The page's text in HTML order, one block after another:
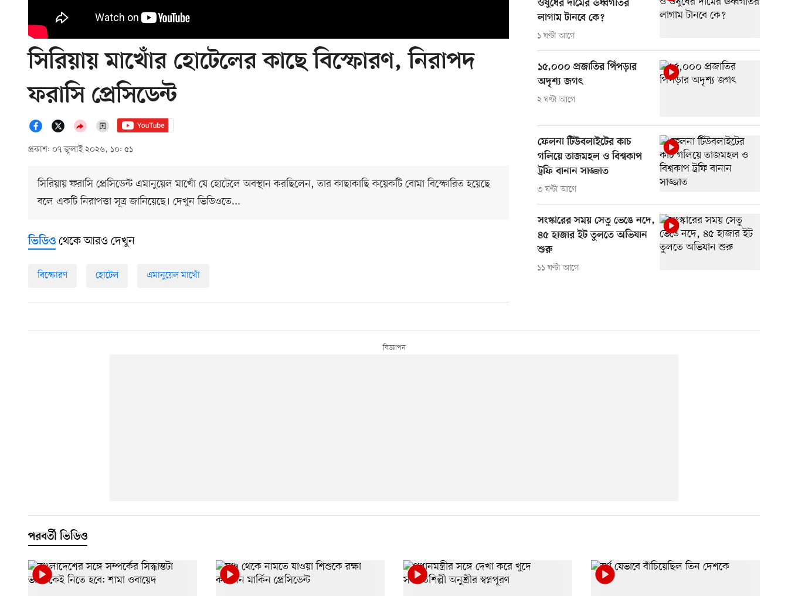
সিরিয়ায় মাখোঁর হোটেলের কাছে বিস্ফোরণ, নিরাপদ
ফরাসি প্রেসিডেন্ট
প্রকাশ: ০৭ জুলাই ২০২৬, ১০: ৫১
সিরিয়ায় ফরাসি প্রেসিডেন্ট এমানুয়েল মাখোঁ যে হোটেলে অবস্থান করছিলেন, তার কাছাকাছি কয়েকটি বোমা বিস্ফোরিত হয়েছে
বলে একটি নিরাপত্তা সূত্র জানিয়েছে। দেখুন ভিডিওতে...
ওষুধের দামের ঊর্ধ্বগতির
লাগাম টানবে কে?
১ ঘণ্টা আগে
১৫,০০০ প্রজাতির পিঁপড়ার
অদৃশ্য জগৎ
২ ঘণ্টা আগে
ফেলনা টিউবলাইটের কাচ
গলিয়ে তাজমহল ও বিশ্বকাপ
ট্রফি বানান সাজ্জাত
৩ ঘণ্টা আগে
সংস্কারের সময় সেতু ভেঙে নদে,
৪৫ হাজার ইট তুলতে অভিযান
শুরু
১১ ঘণ্টা আগে
ভিডিও থেকে আরও দেখুন
বিস্ফোরণ হোটেল এমানুয়েল মাখোঁ
পরবর্তী ভিডিও